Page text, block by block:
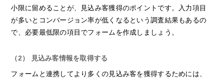
小限に留めることが、見込み客獲得のポイントです。入力項目
が多いとコンバージョン率が低くなるという調査結果もあるの
で、必要最低限の項目でフォームを作成しましょう。
（2） 見込み客情報を取得する
フォームと連携してより多くの見込み客を獲得するためには、